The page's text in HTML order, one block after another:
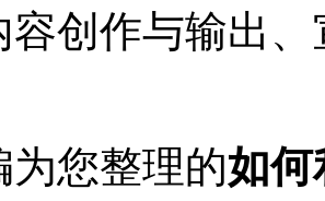
容创作与输出
为您整理的如何